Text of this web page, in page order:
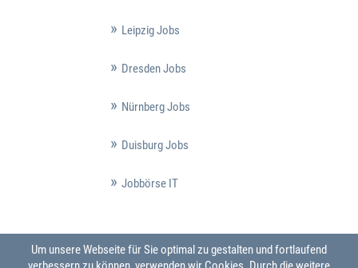
Leipzig Jobs
Dresden Jobs
Nürnberg Jobs
Duisburg Jobs
Jobbörse IT
Um unsere Webseite für Sie optimal zu gestalten und fortlaufend